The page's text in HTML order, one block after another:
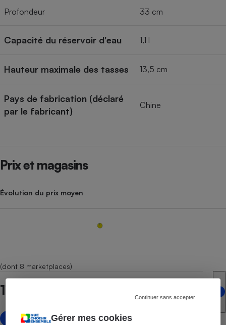
Gérer mes cookies
Continuer sans accepter
Profondeur 33 cm
Capacité du réservoir d'eau 1,1 l
Hauteur maximale des tasses 13,5 cm
Pays de fabrication (déclaré
par le fabricant)
Chine
Prix et magasins
Évolution du prix moyen
(dont 8 marketplaces)
11 points de vente en ligne
avec marketplace